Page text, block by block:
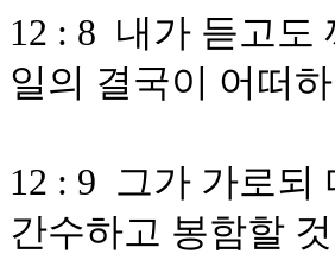
12 : 8 내가 듣고도
일의 결국이 어떠
12 : 9 그가 가로되
간수하고 봉함할